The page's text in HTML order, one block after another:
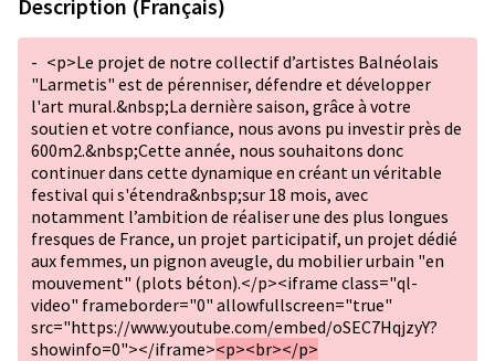
Description (Français)
- <p>Le projet de notre collectif d’artistes Balnéolais
"Larmetis" est de pérenniser, défendre et développer
l'art mural.&nbsp;La dernière saison, grâce à votre
soutien et votre confiance, nous avons pu investir près de
600m2.&nbsp;Cette année, nous souhaitons donc
continuer dans cette dynamique en créant un véritable
festival qui s'étendra&nbsp;sur 18 mois, avec
notamment l’ambition de réaliser une des plus longues
fresques de France, un projet participatif, un projet dédié
aux femmes, un pignon aveugle, du mobilier urbain "en
mouvement" (plots béton).</p><iframe class="ql-
video" frameborder="0" allowfullscreen="true"
src="https://www.youtube.com/embed/oSEC7HqjzyY?
showinfo=0"></iframe><p><br></p>